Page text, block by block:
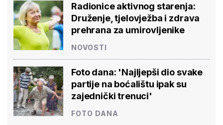
Radionice aktivnog starenja:
Druženje, tjelovježba i zdrava
prehrana za umirovljenike
NOVOSTI
Foto dana: 'Najljepši dio svake
partije na boćalištu ipak su
zajednički trenuci'
FOTO DANA